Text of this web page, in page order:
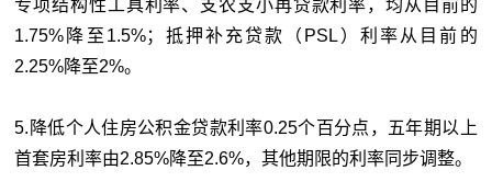
专项结构性工具利率、支农支小再贷款利率，均从目前的
1.75%降至1.5%；抵押补充贷款（PSL）利率从目前的
2.25%降至2%。
5.降低个人住房公积金贷款利率0.25个百分点，五年期以上
首套房利率由2.85%降至2.6%，其他期限的利率同步调整。